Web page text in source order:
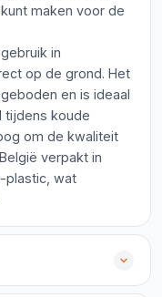
maken voor de
in
op de grond. Het
en is ideaal
tijdens koude
om de kwaliteit
verpakt in
plastic, wat